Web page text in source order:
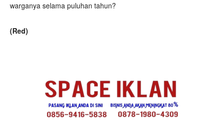
warganya selama puluhan tahun?
(Red)